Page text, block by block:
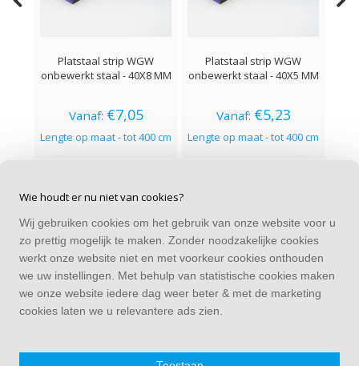
Platstaal strip WGW
onbewerkt staal - 40X8 MM
Vanaf: €7,05
Lengte op maat - tot 400 cm
Platstaal strip WGW
onbewerkt staal - 40X5 MM
Vanaf: €5,23
Lengte op maat - tot 400 cm
CONTACT
Alle bedragen zijn incl. BTW
CATEGORIEËN
Wie houdt er nu niet van cookies?
Wij gebruiken cookies om het gebruik van onze website voor u
zo prettig mogelijk te maken. Zonder noodzakelijke cookies
werkt onze website niet en met voorkeur cookies onthouden
we uw instellingen. Met behulp van statistische cookies maken
we onze website iedere dag weer beter & met de marketing
cookies laten we u relevantere ads zien.